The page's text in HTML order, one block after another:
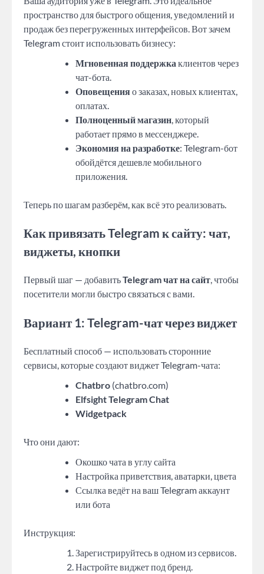
пространство для быстрого общения, уведомлений и
продаж без перегруженных интерфейсов. Вот зачем
Telegram стоит использовать бизнесу:
Мгновенная поддержка клиентов через
чат-бота.
Оповещенияо заказах, новых клиентах,
оплатах.
Полноценный магазин , который
работает прямо в мессенджере.
Экономия на разработке: Telegram-бот
обойдётся дешевле мобильного
приложения.
Теперь по шагам разберём, как всё это реализовать.
Как привязать Telegram к сайту: чат,
виджеты, кнопки
Первый шаг — добавитьTelegram чат на сайт, чтобы
посетители могли быстро связаться с вами.
Вариант 1: Telegram-чат через виджет
Бесплатный способ — использовать сторонние
сервисы, которые создают виджет Telegram-чата:
Chatbro (chatbro.com)
Elfsight Telegram Chat
Widgetpack
Что они дают:
Окошко чата в углу сайта
Настройка приветствия, аватарки, цвета
Ссылка ведёт на ваш Telegram аккаунт
или бота
Инструкция:
Зарегистрируйтесь в одном из сервисов.
Настройте виджет под бренд.